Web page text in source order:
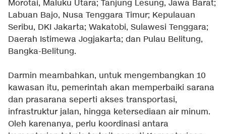
Morotai, Maluku Utara; Tanjung Lesung, Jawa Barat;
Labuan Bajo, Nusa Tenggara Timur; Kepulauan
Seribu, DKI Jakarta; Wakatobi, Sulawesi Tenggara;
Daerah Istimewa Jogjakarta; dan Pulau Belitung,
Bangka-Belitung.
Darmin meambahkan, untuk mengembangkan 10
kawasan itu, pemerintah akan memperbaiki sarana
dan prasarana seperti akses transportasi,
infrastruktur jalan, hingga ketersediaan air minum.
Oleh karenanya, perlu koordinasi antara